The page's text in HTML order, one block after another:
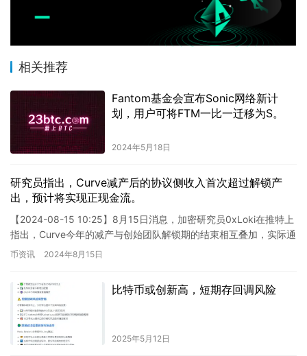
相关推荐
Fantom基金会宣布Sonic网络新计
划，用户可将FTM一比一迁移为S。
2024年5月18日
研究员指出，Curve减产后的协议侧收入首次超过解锁产
出，预计将实现正现金流。
【2024-08-15 10:25】8月15日消息，加密研究员0xLoki在推特上
指出，Curve今年的减产与创始团队解锁期的结束相互叠加，实际通
胀的降低幅度远低于以往，且激励的减…
币资讯 2024年8月15日
比特币或创新高，短期存回调风险
2025年5月12日